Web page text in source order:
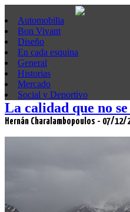
Automobilia
Bon Vivant
Diseño
En cada esquina
General
Historias
Mercado
Social y Deportivo
La calidad que no
Hernán Charalambopoulos - 07/12/